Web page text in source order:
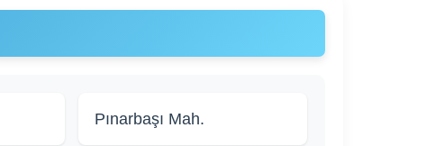
Pınarbaşı Mah.